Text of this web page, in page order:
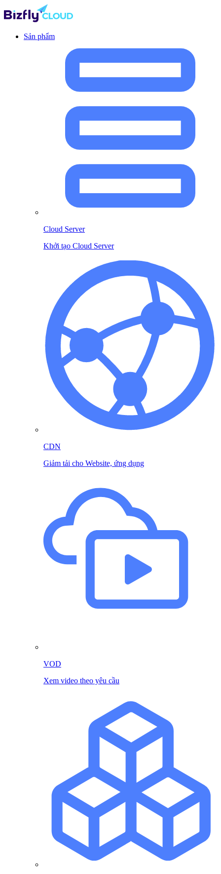
Sản phẩm
Cloud Server
Khởi tạo Cloud Server
CDN
Giảm tải cho Website, ứng dụng
VOD
Xem video theo yêu cầu